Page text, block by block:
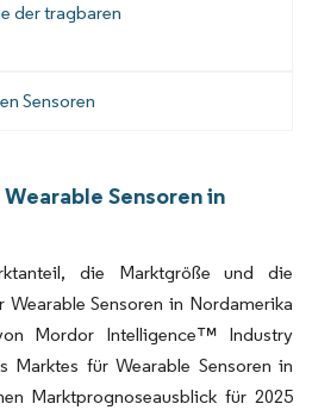
der tragbaren
Sensoren
Sensoren in
die Marktgröße und die
Sensoren in Nordamerika
Mordor Intelligence™ Industry
Marktes für Wearable Sensoren in
Marktprognoseausblick für 2025